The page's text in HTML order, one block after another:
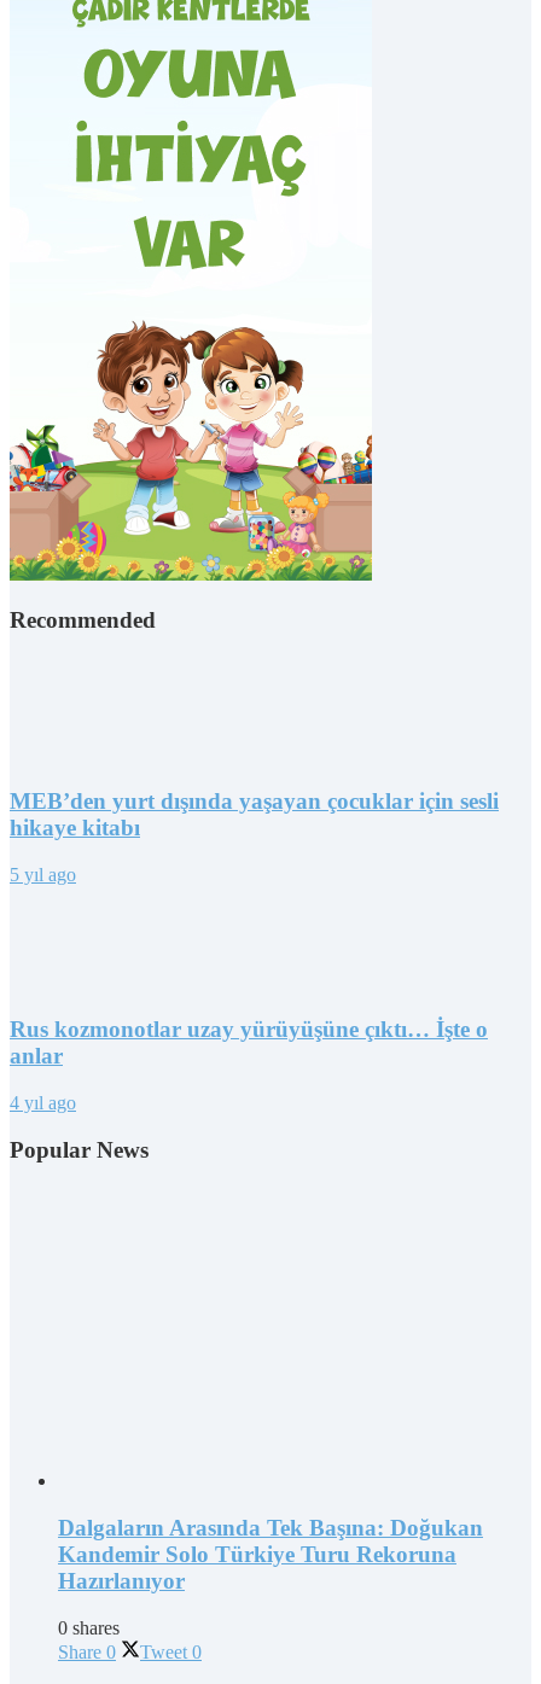
Recommended
MEB’den yurt dışında yaşayan çocuklar için sesli
hikaye kitabı
5 yıl ago
Rus kozmonotlar uzay yürüyüşüne çıktı… İşte o
anlar
4 yıl ago
Popular News
Dalgaların Arasında Tek Başına: Doğukan
Kandemir Solo Türkiye Turu Rekoruna
Hazırlanıyor
0 shares
Share 0 Tweet 0